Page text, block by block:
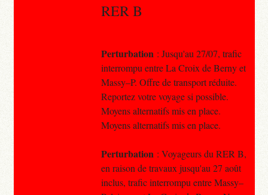
RER B
Perturbation : Jusqu'au 27/07, trafic
interrompu entre La Croix de Berny et
Massy–P. Offre de transport réduite.
Reportez votre voyage si possible.
Moyens alternatifs mis en place.
Moyens alternatifs mis en place.
Perturbation : Voyageurs du RER B,
en raison de travaux jusqu'au 27 août
inclus, trafic interrompu entre Massy–